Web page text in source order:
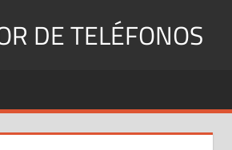
DE TELÉFONOS